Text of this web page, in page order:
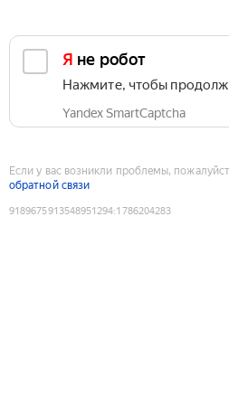
Я не робот
Нажмите, чтобы
Yandex SmartCaptcha
Если у вас возникли проблемы,
обратной связи
9189675913548951294:1786204283